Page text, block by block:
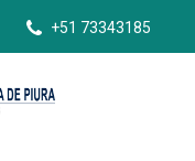
+51 73343185